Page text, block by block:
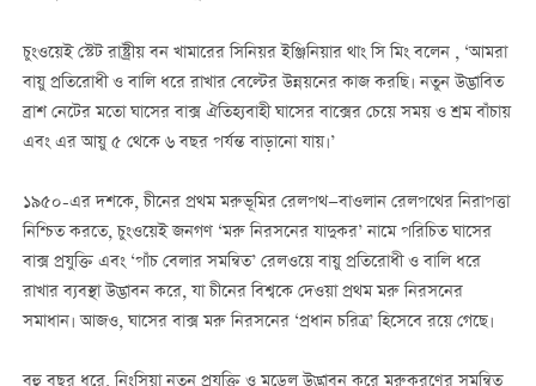
চুংওয়েই স্টেট রাষ্ট্রীয় বন খামারের সিনিয়র ইঞ্জিনিয়ার থাং সি মিং বলেন , ‘আমরা
বায়ু প্রতিরোধী ও বালি ধরে রাখার বেল্টের উন্নয়নের কাজ করছি। নতুন উদ্ভাবিত
ব্রাশ নেটের মতো ঘাসের বাক্স ঐতিহ্যবাহী ঘাসের বাক্সের চেয়ে সময় ও শ্রম বাঁচায়
এবং এর আয়ু ৫ থেকে ৬ বছর পর্যন্ত বাড়ানো যায়।’
১৯৫০-এর দশকে, চীনের প্রথম মরুভূমির রেলপথ—বাওলান রেলপথের নিরাপত্তা
নিশ্চিত করতে, চুংওয়েই জনগণ ‘মরু নিরসনের যাদুকর’ নামে পরিচিত ঘাসের
বাক্স প্রযুক্তি এবং ‘পাঁচ বেলার সমন্বিত’ রেলওয়ে বায়ু প্রতিরোধী ও বালি ধরে
রাখার ব্যবস্থা উদ্ভাবন করে, যা চীনের বিশ্বকে দেওয়া প্রথম মরু নিরসনের
সমাধান। আজও, ঘাসের বাক্স মরু নিরসনের ‘প্রধান চরিত্র’ হিসেবে রয়ে গেছে।